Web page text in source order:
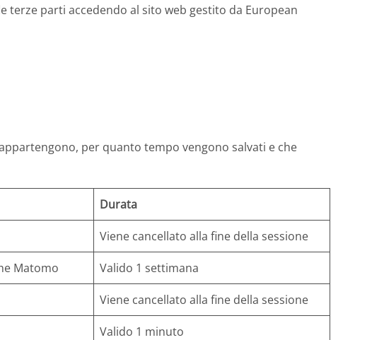
terze parti accedendo al sito web gestito da European
per quanto tempo vengono salvati e che
Durata
Viene cancellato alla fine della sessione
Matomo Valido 1 settimana
Viene cancellato alla fine della sessione
Valido 1 minuto